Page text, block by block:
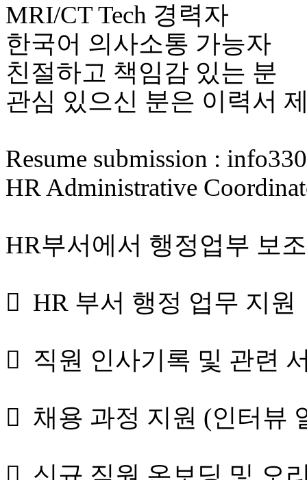
MRI/CT Tech 경력자
한국어 의사소통 가능자
친절하고 책임감 있는 분
관심 있으신 분은 이력서
Resume submission :
HR Administrative
HR부서에서 행정업부 보
 HR 부서 행정 업무 지원
 직원 인사기록 및 관련
 채용 과정 지원 (인터뷰